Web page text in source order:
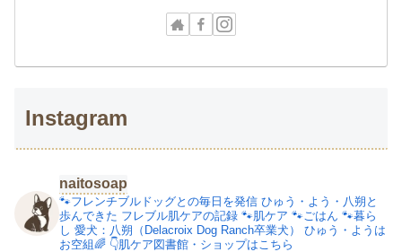
Instagram
naitosoap
🐾フレンチブルドッグとの毎日を発信 ひゅう・よう・八朔と
歩んできた フレブル肌ケアの記録 🐾肌ケア 🐾ごはん 🐾暮ら
し 愛犬：八朔（Delacroix Dog Ranch卒業犬）
ひゅう・ようは
お空組🌈 👇肌ケア図書館・ショップはこちら